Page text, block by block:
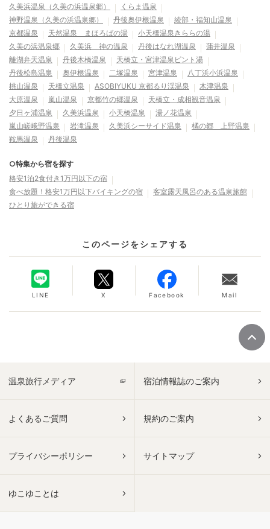
久美浜温泉（久美の浜温泉郷）
くらま温泉
神野温泉（久美の浜温泉郷）
丹後奥伊根温泉
綾部・福知山温泉
京都温泉
天然温泉 まほろばの湯
小天橋温泉きららの湯
久美の浜温泉郷
久美浜 神の温泉 丹後はなれ湖温泉
蒲井温泉
離湖弁天温泉
丹後木橋温泉
天橋立・宮津温泉ピント湯
丹後松島温泉
奥伊根温泉 二塚温泉 宮津温泉
八丁浜小浜温泉
桃山温泉
天橋立温泉 ASOBIYUKU 京都るり渓温泉
木津温泉
大原温泉
嵐山温泉 京都竹の郷温泉
天橋立・成相観音温泉
夕日ヶ浦温泉
久美浜温泉 小天橋温泉
湯ノ花温泉
嵐山嵯峨野温泉
岩滝温泉 久美浜シーサイド温泉
橘の郷 上野温泉
鞍馬温泉
丹後温泉
○特集から宿を探す
格安1泊2食付き1万円以下の宿
食べ放題！格安1万円以下バイキングの宿
客室露天風呂のある温泉旅館
ひとり旅ができる宿
このページをシェアする
LINE X Facebook Mail
温泉旅行メディア 宿泊情報誌のご案内
よくあるご質問 規約のご案内
プライバシーポリシー サイトマップ
ゆこゆことは